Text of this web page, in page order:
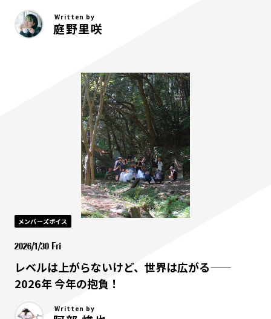
Written by
庭野里咲
メンバーズボイス
2026/1/30 Fri
レベルは上がらないけど、世界は広がる——
2026年 今年の抱負！
Written by